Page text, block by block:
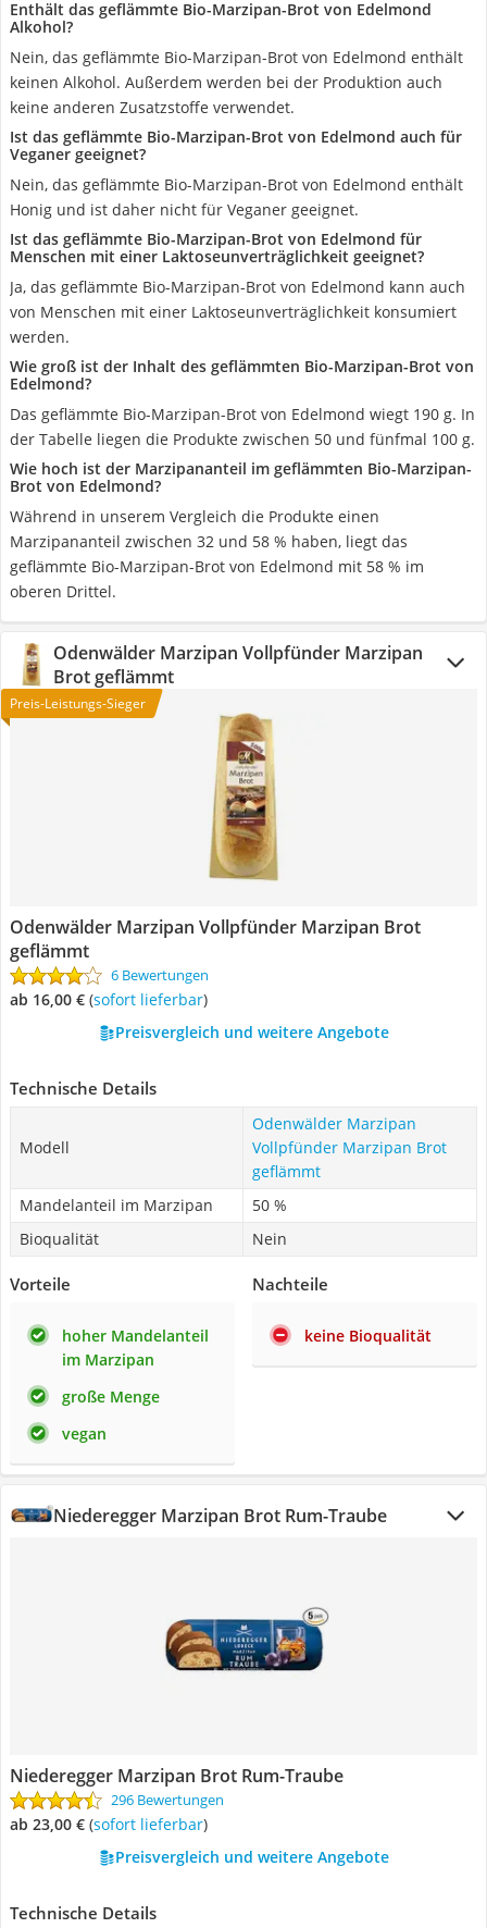
Enthält das geflämmte Bio-Marzipan-Brot von Edelmond
Alkohol?
Nein, das geflämmte Bio-Marzipan-Brot von Edelmond enthält
keinen Alkohol. Außerdem werden bei der Produktion auch
keine anderen Zusatzstoffe verwendet.
Ist das geflämmte Bio-Marzipan-Brot von Edelmond auch für
Veganer geeignet?
Nein, das geflämmte Bio-Marzipan-Brot von Edelmond enthält
Honig und ist daher nicht für Veganer geeignet.
Ist das geflämmte Bio-Marzipan-Brot von Edelmond für
Menschen mit einer Laktoseunverträglichkeit geeignet?
Ja, das geflämmte Bio-Marzipan-Brot von Edelmond kann auch
von Menschen mit einer Laktoseunverträglichkeit konsumiert
werden.
Wie groß ist der Inhalt des geflämmten Bio-Marzipan-Brot von
Edelmond?
Das geflämmte Bio-Marzipan-Brot von Edelmond wiegt 190 g. In
der Tabelle liegen die Produkte zwischen 50 und fünfmal 100 g.
Wie hoch ist der Marzipananteil im geflämmten Bio-Marzipan-
Brot von Edelmond?
Während in unserem Vergleich die Produkte einen
Marzipananteil zwischen 32 und 58 % haben, liegt das
geflämmte Bio-Marzipan-Brot von Edelmond mit 58 % im
oberen Drittel.
Odenwälder Marzipan Vollpfünder Marzipan
Brot geflämmt
Preis-Leistungs-Sieger
Odenwälder Marzipan Vollpfünder Marzipan Brot
geflämmt
6 Bewertungen
ab 16,00 € ( Sofort lieferbar)
Preisvergleich und weitere Angebote
Technische Details
Modell
Odenwälder Marzipan
Vollpfünder Marzipan Brot
geflämmt
Mandelanteil im Marzipan
50 %
Bioqualität
Nein
Vorteile
hoher Mandelanteil
im Marzipan
große Menge
vegan
Nachteile
keine Bioqualität
Niederegger Marzipan Brot Rum-Traube
Niederegger Marzipan Brot Rum-Traube
296 Bewertungen
ab 23,00 € ( Sofort lieferbar)
Preisvergleich und weitere Angebote
Technische Details